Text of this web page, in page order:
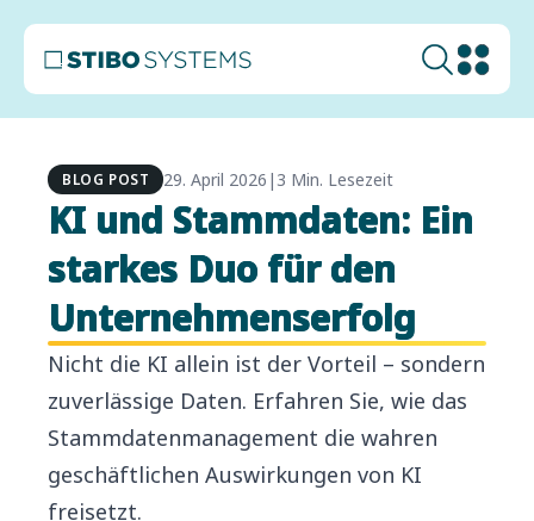
BLOG POST 29. April 2026 |3 Min. Lesezeit
KI und Stammdaten: Ein
starkes Duo für den
Unternehmenserfolg
Nicht die KI allein ist der Vorteil – sondern
zuverlässige Daten. Erfahren Sie, wie das
Stammdatenmanagement die wahren
geschäftlichen Auswirkungen von KI
freisetzt.